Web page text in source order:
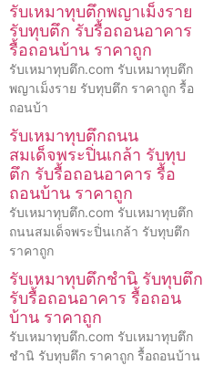
รับเหมาทุบตึกพญาเม็งราย
รับทุบตึก รับรื้อถอนอาคาร
รื้อถอนบ้าน ราคาถูก
รับเหมาทุบตึก.com รับเหมาทุบตึก
พญาเม็งราย รับทุบตึก ราคาถูก รื้อ
ถอนบ้า
รับเหมาทุบตึกถนน
สมเด็จพระปิ่นเกล้า รับทุบ
ตึก รับรื้อถอนอาคาร รื้อ
ถอนบ้าน ราคาถูก
รับเหมาทุบตึก.com รับเหมาทุบตึก
ถนนสมเด็จพระปิ่นเกล้า รับทุบตึก
ราคาถูก
รับเหมาทุบตึกชำนิ รับทุบตึก
รับรื้อถอนอาคาร รื้อถอน
บ้าน ราคาถูก
รับเหมาทุบตึก.com รับเหมาทุบตึก
ชำนิ รับทุบตึก ราคาถูก รื้อถอนบ้าน